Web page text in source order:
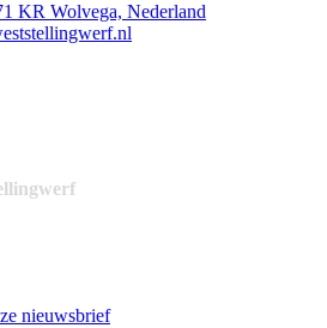
KR Wolvega, Nederland
nieuwsbrief